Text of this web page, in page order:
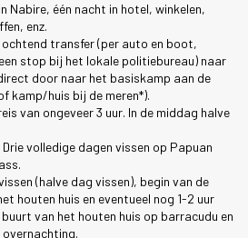
Nabire, één nacht in hotel, winkelen,
enz.
transfer (per auto en boot,
stop bij het lokale politiebureau) naar
direct door naar het basiskamp aan de
kamp/huis bij de meren*).
van ongeveer 3 uur. In de middag halve
Drie volledige dagen vissen op Papuan
(halve dag vissen), begin van de
houten huis en eventueel nog 1-2 uur
van het houten huis op barracudu en